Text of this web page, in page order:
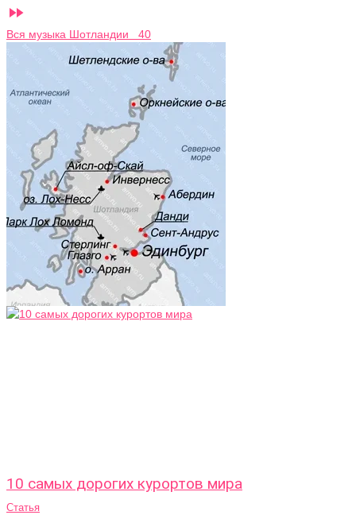

Вся музыка Шотландии 40
10 самых дорогих курортов мира
Статья